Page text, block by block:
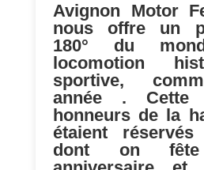
Avignon Motor
nous offre un
180° du
locomotion
sportive,
année . Cette
honneurs de la
étaient
dont on